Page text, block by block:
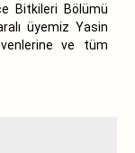
Bitkileri Bölümü
üyemiz Yasin
ve tüm